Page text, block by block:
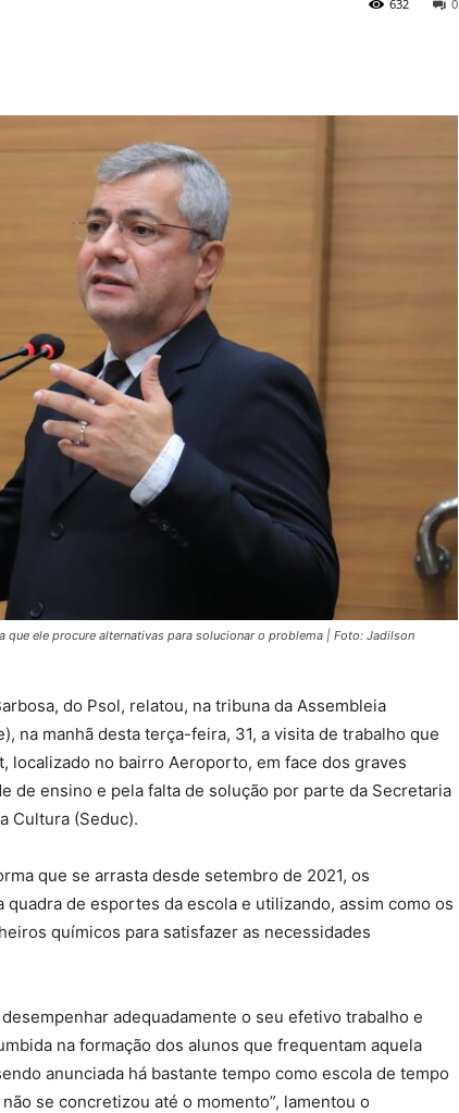
0
632
que ele procure alternativas para solucionar o problema | Foto: Jadilson
do Psol, relatou, na tribuna da Assembleia
na manhã desta terça-feira, 31, a visita de trabalho que
localizado no bairro Aeroporto, em face dos graves
de ensino e pela falta de solução por parte da Secretaria
Cultura (Seduc).
que se arrasta desde setembro de 2021, os
de esportes da escola e utilizando, assim como os
químicos para satisfazer as necessidades
adequadamente o seu efetivo trabalho e
na formação dos alunos que frequentam aquela
anunciada há bastante tempo como escola de tempo
se concretizou até o momento”, lamentou o